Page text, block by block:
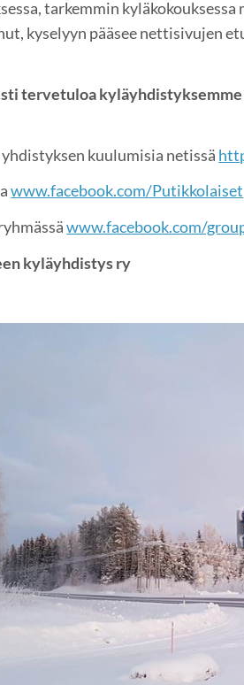
tarkemmin
kyselyyn pääsee nettisivujen
tervetuloa
kuulumisia netissä
www.facebook.com/Putikkolaiset
www.facebook.com/
kyläyhdistys ry